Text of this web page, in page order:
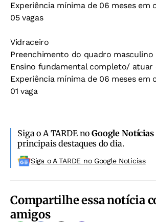
Experiência mínima de 06 meses em
05 vagas
Vidraceiro
Preenchimento do quadro masculino
Ensino fundamental completo/ atuar
Experiência mínima de 06 meses em
01 vaga
Siga o A TARDE noGoogle Notícias
principais destaques do dia.
Siga o A TARDE no Google Noticias
Compartilhe essa notícia
amigos